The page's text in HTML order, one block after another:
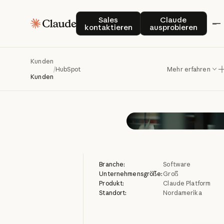
Sales
kontaktieren
Sales kontaktierenClaude
ausprobieren
Claude
Kunden
Kunden
/HubSpot Mehr erfahren
HubSpot
Branche:
Software
Unternehmensgröße: Groß
Produkt:
Claude Platform
Standort:
Nordamerika